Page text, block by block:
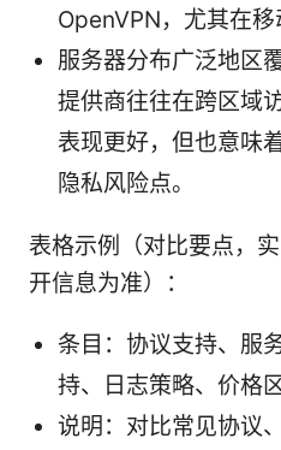
OpenVPN，尤其在移
服务器分布广泛地区
提供商往往在跨区域
表现更好，但也意味
隐私风险点。
表格示例（对比要点，
开信息为准）：
条目：协议支持、服
持、日志策略、价格
说明：对比常见协议